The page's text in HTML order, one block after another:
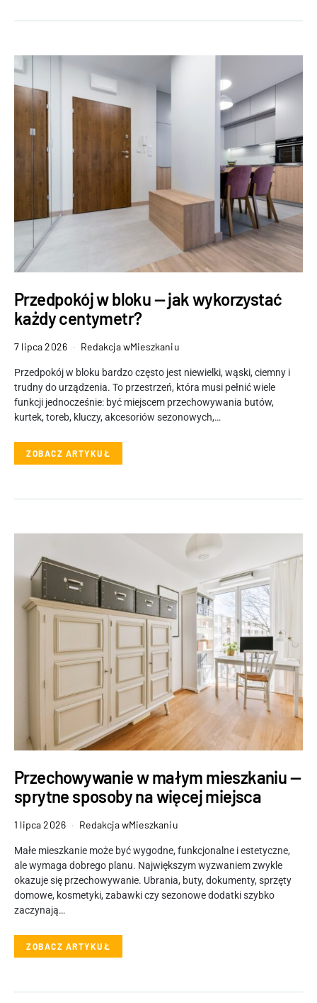
Przedpokój w bloku — jak wykorzystać
każdy centymetr?
7 lipca 2026 Redakcja wMieszkaniu
Przedpokój w bloku bardzo często jest niewielki, wąski, ciemny i
trudny do urządzenia. To przestrzeń, która musi pełnić wiele
funkcji jednocześnie: być miejscem przechowywania butów,
kurtek, toreb, kluczy, akcesoriów sezonowych,…
ZOBACZ ARTYKUŁ
Przechowywanie w małym mieszkaniu —
sprytne sposoby na więcej miejsca
1 lipca 2026 Redakcja wMieszkaniu
Małe mieszkanie może być wygodne, funkcjonalne i estetyczne,
ale wymaga dobrego planu. Największym wyzwaniem zwykle
okazuje się przechowywanie. Ubrania, buty, dokumenty, sprzęty
domowe, kosmetyki, zabawki czy sezonowe dodatki szybko
zaczynają…
ZOBACZ ARTYKUŁ